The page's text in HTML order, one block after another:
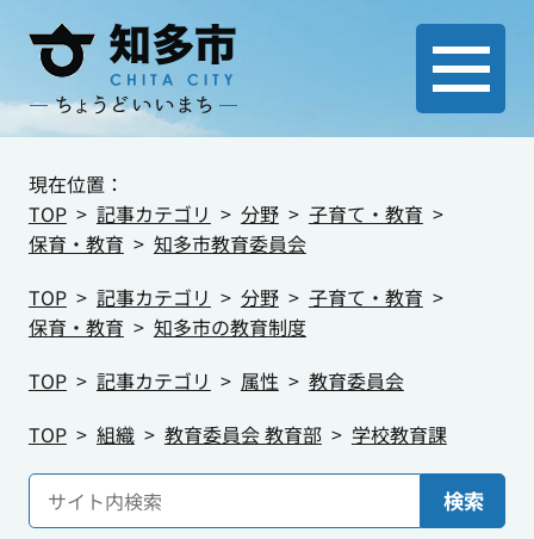
現在位置：
TOP
記事カテゴリ 分野
子育て・教育
保育・教育
知多市教育委員会
TOP
記事カテゴリ 分野
子育て・教育
保育・教育
知多市の教育制度
TOP
記事カテゴリ 属性
教育委員会
TOP
組織 教育委員会 教育部 学校教育課
検索